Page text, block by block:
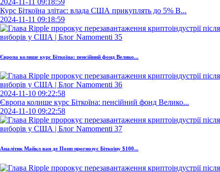
Курс Біткоїна злітає: влада США прикуплять до 5% B...
2024-11-11 09:18:59
Європа колише курс Біткоїна: пенсійний фонд Велико...
2024-11-10 09:22:58
Європа колише курс Біткоїна: пенсійний фонд Велико...
2024-11-10 09:22:58
Аналітик Майкл ван де Попп прогнозує Біткоїну $100...